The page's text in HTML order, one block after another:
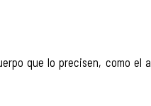
que lo precisen, como el